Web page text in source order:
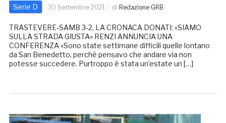
Serie D 30 Settembre 2021 di Redazione GRB
TRASTEVERE-SAMB 3-2, LA CRONACA DONATI: «SIAMO
SULLA STRADA GIUSTA» RENZI ANNUNCIA UNA
CONFERENZA «Sono state settimane difficili quelle lontano
da San Benedetto, perché pensavo che andare via non
potesse succedere. Purtroppo è stata un’estate un […]